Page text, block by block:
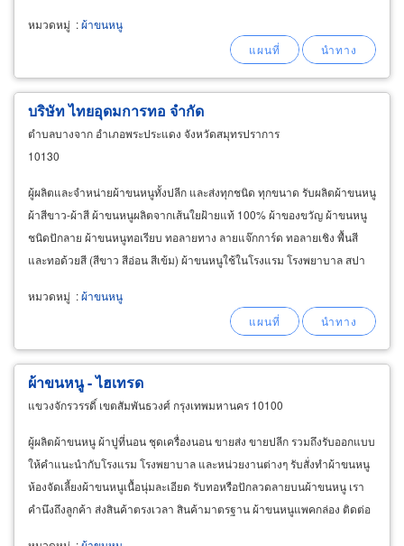
หมวดหมู่ :ผ้าขนหนู
บริษัท ไทยอุดมการทอ จำกัด
ตำบลบางจาก อำเภอพระประแดง จังหวัดสมุทรปราการ
10130
ผู้ผลิตและจำหน่ายผ้าขนหนูทั้งปลีก และส่งทุกชนิด ทุกขนาด รับผลิตผ้าขนหนู
ผ้าสีขาว-ผ้าสี ผ้าขนหนูผลิตจากเส้นใยฝ้ายแท้ 100% ผ้าของขวัญ ผ้าขนหนู
ชนิดปักลาย ผ้าขนหนูทอเรียบ ทอลายทาง ลายแจ๊กการ์ด ทอลายเชิง พื้นสี
และทอด้วยสี (สีขาว สีอ่อน สีเข้ม) ผ้าขนหนูใช้ในโรงแรม โรงพยาบาล สปา
หมวดหมู่ :ผ้าขนหนู
ผ้าขนหนู - ไฮเทรด
แขวงจักรวรรดิ์ เขตสัมพันธวงศ์ กรุงเทพมหานคร 10100
ผู้ผลิตผ้าขนหนู ผ้าปูที่นอน ชุดเครื่องนอน ขายส่ง ขายปลีก รวมถึงรับออกแบบ
ให้คำแนะนำกับโรงแรม โรงพยาบาล และหน่วยงานต่างๆ รับสั่งทำผ้าขนหนู
ห้องจัดเลี้ยงผ้าขนหนูเนื้อนุ่มละเอียด รับทอหรือปักลวดลายบนผ้าขนหนู เรา
คำนึงถึงลูกค้า ส่งสินค้าตรงเวลา สินค้ามาตรฐาน ผ้าขนหนูแพคกล่อง ติดต่อ